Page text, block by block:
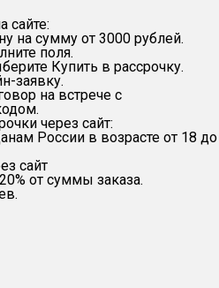
сайте:
на сумму от 3000 рублей.
поля.
Купить в рассрочку.
заявку.
на встрече с
через сайт:
России в возрасте от 18 до
сайт
от суммы заказа.